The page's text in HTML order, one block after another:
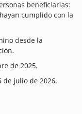
beneficiarias:
cumplido con la
desde la
de 2025.
de julio de 2026.